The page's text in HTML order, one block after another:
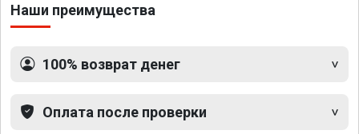
Наши преимущества
100% возврат денег
Оплата после проверки